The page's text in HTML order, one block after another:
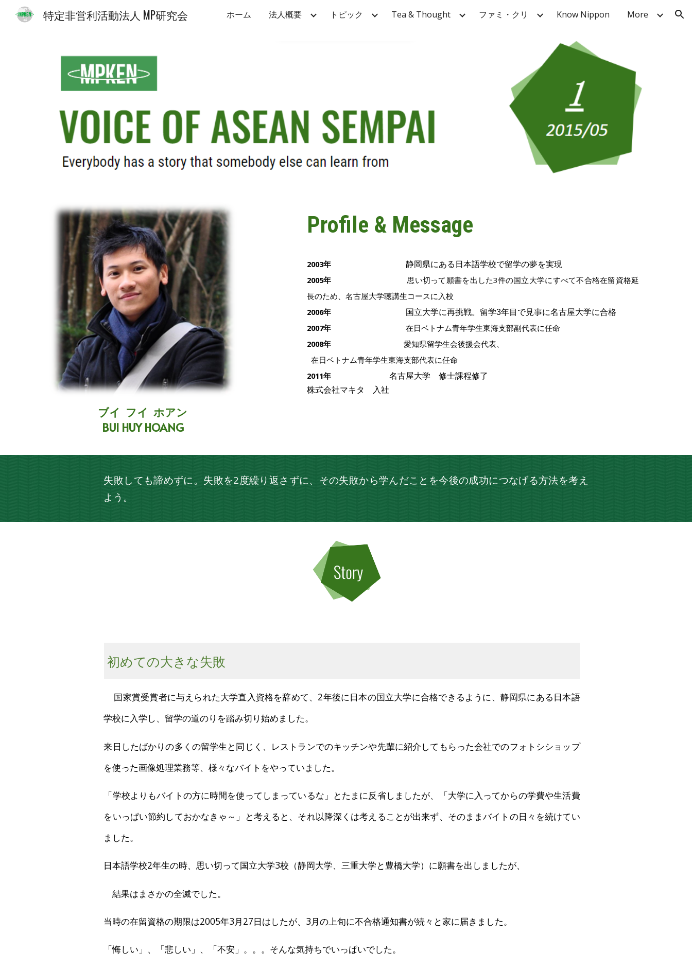
Skip to main content Skip to navigation
特定非営利活動法人 MP研究会 ホーム 法人概要 トピック Tea & Thought ファミ・クリ Know Nippon More
ブイ フイ ホアン
BUI HUY HOANG
Profile & Message
2003年 静岡県にある日本語学校で留学の夢を実現
2005年
思い切って願書を出した3件の国立大学にすべて不合格在留資格延
長のため、名古屋大学聴講生コースに入校
2006年
国立大学に再挑戦。留学3年目で見事に名古屋大学に合格
2007年
在日ベトナム青年学生東海支部副代表に任命
2008年
愛知県留学生会後援会代表、
在日ベトナム青年学生東海支部代表に任命
2011年
名古屋大学 修士課程修了
株式会社マキタ 入社
失敗しても諦めずに。失敗を2度繰り返さずに、その失敗から学んだことを今後の成功につなげる方法を考え
よう。
初めての大きな失敗
国家賞受賞者に与えられた大学直入資格を辞めて、2年後に日本の国立大学に合格できるように、静岡県にある日本語
学校に入学し、留学の道のりを踏み切り始めました。
来日したばかりの多くの留学生と同じく、レストランでのキッチンや先輩に紹介してもらった会社でのフォトシショップ
を使った画像処理業務等、様々なバイトをやっていました。
「学校よりもバイトの方に時間を使ってしまっているな」とたまに反省しましたが、「大学に入ってからの学費や生活費
をいっぱい節約しておかなきゃ～」と考えると、それ以降深くは考えることが出来ず、そのままバイトの日々を続けてい
ました。
日本語学校2年生の時、思い切って国立大学3校（静岡大学、三重大学と豊橋大学）に願書を出しましたが、
結果はまさかの全滅でした。
当時の在留資格の期限は2005年3月27日はしたが、3月の上旬に不合格通知書が続々と家に届きました。
「悔しい」、「悲しい」、「不安」。。。そんな気持ちでいっぱいでした。